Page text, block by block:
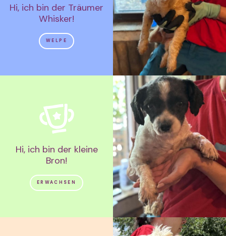
Hi, ich bin der Träumer
Whisker!
WELPE
Hi, ich bin der kleine
Bron!
ERWACHSEN